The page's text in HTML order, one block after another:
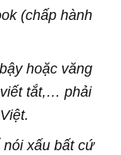
(chấp hành
hoặc văng
tắt,… phải
nói xấu bất cứ